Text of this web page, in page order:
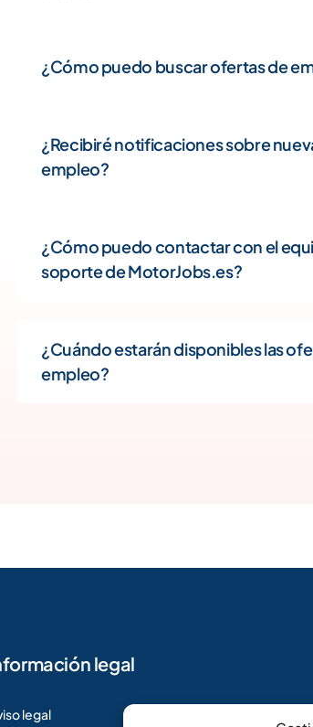
¿Cómo puedo buscar ofertas de
¿Recibiré notificaciones sobre
empleo?
¿Cómo puedo contactar con el
soporte de MotorJobs.es?
¿Cuándo estarán disponibles las
empleo?
legal
legal